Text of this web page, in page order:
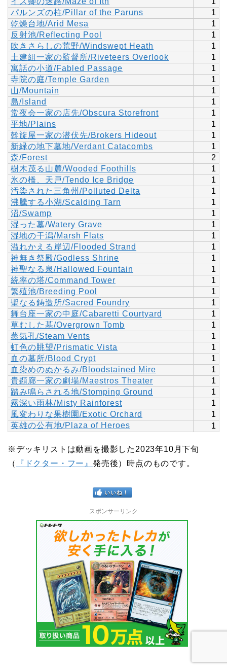
パルンズの柱/Pillar of the Paruns
1
乾燥台地/Arid Mesa
1
反射池/Reflecting Pool
1
吹きさらしの荒野/Windswept Heath
1
土建組一家の監督所/Riveteers Overlook
1
寓話の小道/Fabled Passage
1
寺院の庭/Temple Garden
1
山/Mountain
1
島/Island
1
常夜会一家の店先/Obscura Storefront
1
平地/Plains
1
斡旋屋一家の潜伏先/Brokers Hideout
1
新緑の地下墓地/Verdant Catacombs
1
森/Forest
2
樹木茂る山麓/Wooded Foothills
1
氷の橋、天戸/Tendo Ice Bridge
1
汚染された三角州/Polluted Delta
1
沸騰する小湖/Scalding Tarn
1
沼/Swamp
1
湿った墓/Watery Grave
1
湿地の干潟/Marsh Flats
1
溢れかえる岸辺/Flooded Strand
1
神無き祭殿/Godless Shrine
1
神聖なる泉/Hallowed Fountain
1
統率の塔/Command Tower
1
繁殖池/Breeding Pool
1
聖なる鋳造所/Sacred Foundry
1
舞台座一家の中庭/Cabaretti Courtyard
1
草むした墓/Overgrown Tomb
1
蒸気孔/Steam Vents
1
虹色の眺望/Prismatic Vista
1
血の墓所/Blood Crypt
1
血染めのぬかるみ/Bloodstained Mire
1
貴顕廊一家の劇場/Maestros Theater
1
踏み鳴らされる地/Stomping Ground
1
霧深い雨林/Misty Rainforest
1
風変わりな果樹園/Exotic Orchard
1
英雄の公有地/Plaza of Heroes
1
※デッキリストは動画を撮影した2023年10月下旬
（
『ドクター・フー』発売後）時点のものです。
いいね！
スポンサーリンク